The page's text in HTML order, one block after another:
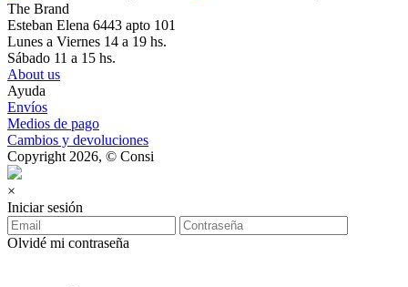
The Brand
Esteban Elena 6443 apto 101
Lunes a Viernes 14 a 19 hs.
Sábado 11 a 15 hs.
About us
Ayuda
Envíos
Medios de pago
Cambios y devoluciones
Copyright 2026, © Consi
×
Iniciar sesión
Olvidé mi contraseña